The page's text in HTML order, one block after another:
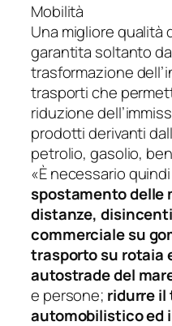
Mobilità
Una migliore qualità
garantita soltanto
trasformazione
trasporti che
riduzione
prodotti derivanti
petrolio, gasolio,
«È necessario
spostamento delle
distanze,
commerciale su
trasporto su rotaia
autostrade del
e persone; ridurre
automobilistico ed